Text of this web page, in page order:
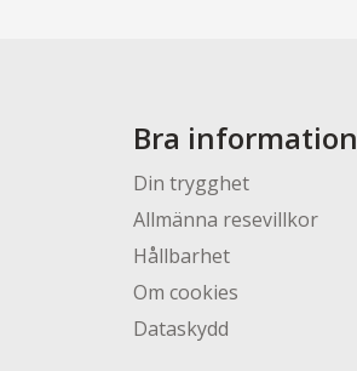
Bra information
Din trygghet
Allmänna resevillkor
Hållbarhet
Om cookies
Dataskydd